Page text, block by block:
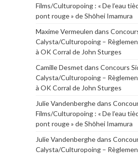
Films/Culturopoing : « De l’eau
pont rouge » de Shōhei Imamura
Maxime Vermeulen dans
Calysta/Culturopoing –
à OK Corral de John Sturges
Camille Desmet dans Concours
Calysta/Culturopoing –
à OK Corral de John Sturges
Julie Vandenberghedans
Films/Culturopoing : « De l’eau
pont rouge » de Shōhei Imamura
Julie Vandenberghedans
Calysta/Culturopoing –